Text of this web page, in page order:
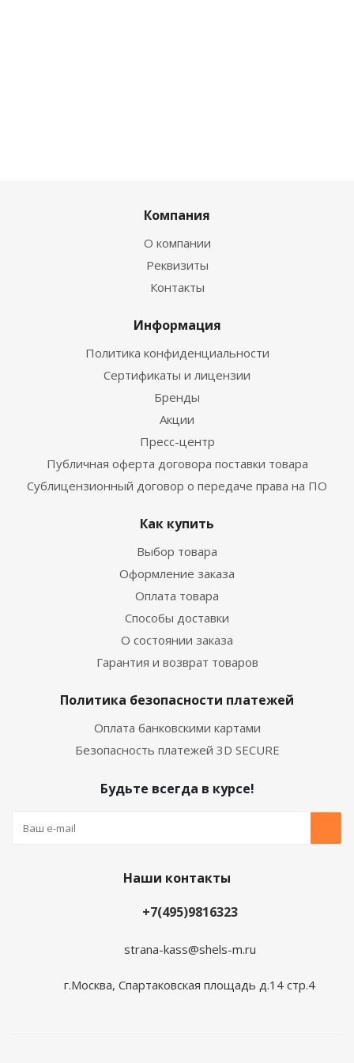
Компания
О компании
Реквизиты
Контакты
Информация
Политика конфиденциальности
Сертификаты и лицензии
Бренды
Акции
Пресс-центр
Публичная оферта договора поставки товара
Сублицензионный договор о передаче права на ПО
Как купить
Выбор товара
Оформление заказа
Оплата товара
Способы доставки
О состоянии заказа
Гарантия и возврат товаров
Политика безопасности платежей
Оплата банковскими картами
Безопасность платежей 3D SECURE
Будьте всегда в курсе!
Наши контакты
+7(495)9816323
strana-kass@shels-m.ru
г.Москва, Спартаковская площадь д.14 стр.4